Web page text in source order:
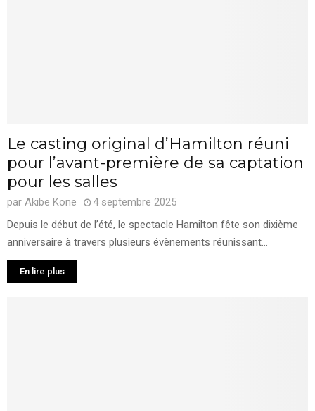
Le casting original d’Hamilton réuni
pour l’avant-première de sa captation
pour les salles
par Akibe Kone
4 septembre 2025
Depuis le début de l’été, le spectacle Hamilton fête son dixième
anniversaire à travers plusieurs évènements réunissant...
En lire plus